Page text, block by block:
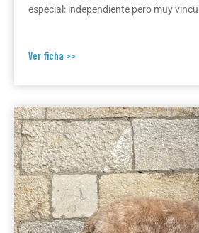
especial: independiente pero muy
Ver ficha >>